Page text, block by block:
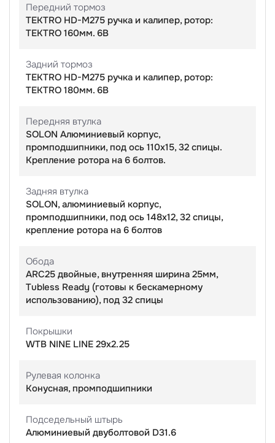
Передний тормоз
TEKTRO HD-M275 ручка и калипер, ротор:
TEKTRO 160мм. 6В
Задний тормоз
TEKTRO HD-M275 ручка и калипер, ротор:
TEKTRO 180мм. 6В
Передняя втулка
SOLON Алюминиевый корпус,
промподшипники, под ось 110х15, 32 спицы.
Крепление ротора на 6 болтов.
Задняя втулка
SOLON, алюминиевый корпус,
промподшипники, под ось 148х12, 32 спицы,
крепление ротора на 6 болтов
Обода
ARC25 двойные, внутренняя ширина 25мм,
Tubless Ready (готовы к бескамерному
использованию), под 32 спицы
Покрышки
WTB NINE LINE 29x2.25
Рулевая колонка
Конусная, промподшипники
Подседельный штырь
Алюминиевый двуболтовой D31.6